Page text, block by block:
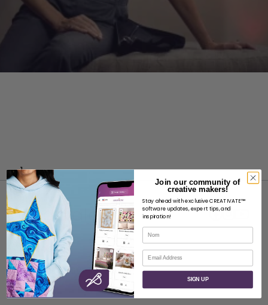
]
À PROPOS
À propos de SVP Worldwide
Contact
Join our community of
creative makers!
Stay ahead with exclusive CREATIVATE™
software updates, expert tips, and
inspiration!
Nom
Courriel
SIGN UP